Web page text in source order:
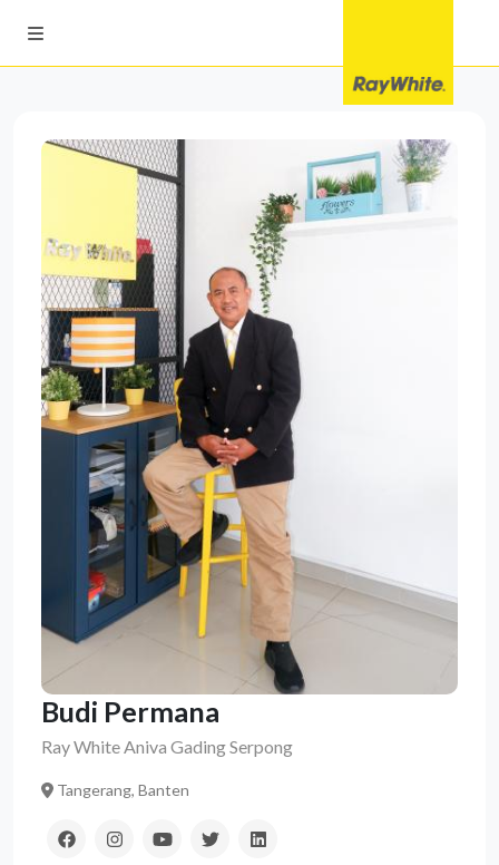
Budi Permana
Ray White Aniva Gading Serpong
Tangerang, Banten